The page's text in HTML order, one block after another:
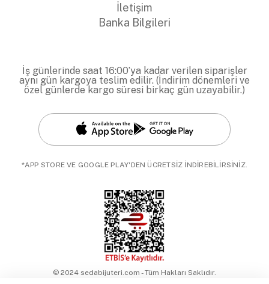
İletişim
Banka Bilgileri
İş günlerinde saat 16:00’ya kadar verilen siparişler
aynı gün kargoya teslim edilir. (İndirim dönemleri ve
özel günlerde kargo süresi birkaç gün uzayabilir.)
*APP STORE VE GOOGLE PLAY'DEN ÜCRETSİZ İNDİREBİLİRSİNİZ.
© 2024 sedabijuteri.com - Tüm Hakları Saklıdır.